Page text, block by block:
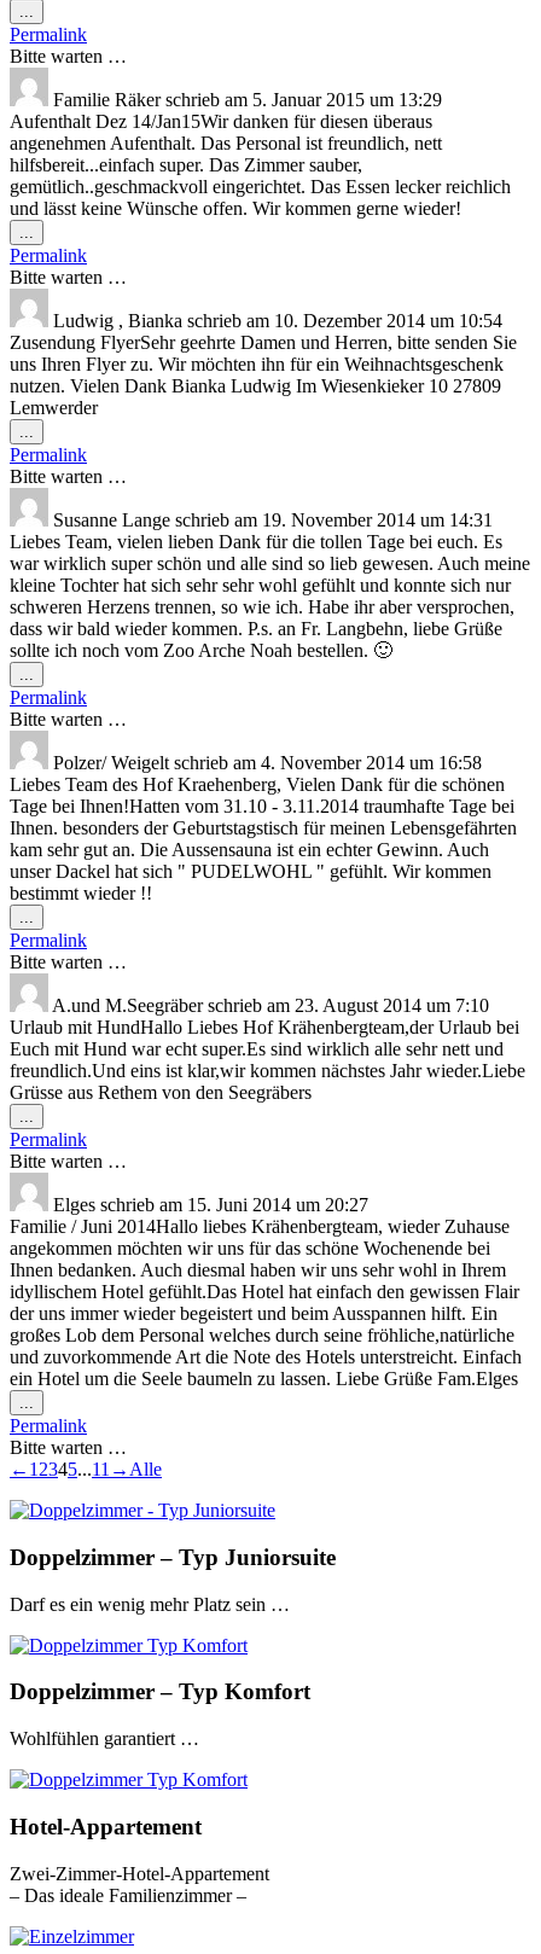
...
Metabox
ein-/ausblenden.
Permalink
Bitte warten …
Familie Räkerschrieb am 5. Januar 2015 um 13:29
Aufenthalt Dez 14/Jan15Wir danken für diesen überaus
angenehmen Aufenthalt. Das Personal ist freundlich, nett
hilfsbereit...einfach super. Das Zimmer sauber,
gemütlich..geschmackvoll eingerichtet. Das Essen lecker reichlich
und lässt keine Wünsche offen. Wir kommen gerne wieder!
...
Metabox
ein-/ausblenden.
Permalink
Bitte warten …
Ludwig , Bianka schrieb am 10. Dezember 2014 um 10:54
Zusendung FlyerSehr geehrte Damen und Herren, bitte senden Sie
uns Ihren Flyer zu. Wir möchten ihn für ein Weihnachtsgeschenk
nutzen. Vielen Dank Bianka Ludwig Im Wiesenkieker 10 27809
Lemwerder
...
Metabox
ein-/ausblenden.
Permalink
Bitte warten …
Susanne Lange schrieb am 19. November 2014 um 14:31
Liebes Team, vielen lieben Dank für die tollen Tage bei euch. Es
war wirklich super schön und alle sind so lieb gewesen. Auch meine
kleine Tochter hat sich sehr sehr wohl gefühlt und konnte sich nur
schweren Herzens trennen, so wie ich. Habe ihr aber versprochen,
dass wir bald wieder kommen. P.s. an Fr. Langbehn, liebe Grüße
sollte ich noch vom Zoo Arche Noah bestellen. 🙂
...
Metabox
ein-/ausblenden.
Permalink
Bitte warten …
Polzer/ Weigelt schrieb am 4. November 2014 um 16:58
Liebes Team des Hof Kraehenberg, Vielen Dank für die schönen
Tage bei Ihnen!Hatten vom 31.10 - 3.11.2014 traumhafte Tage bei
Ihnen. besonders der Geburtstagstisch für meinen Lebensgefährten
kam sehr gut an. Die Aussensauna ist ein echter Gewinn. Auch
unser Dackel hat sich " PUDELWOHL " gefühlt. Wir kommen
bestimmt wieder !!
...
Metabox
ein-/ausblenden.
Permalink
Bitte warten …
A.und M.Seegräberschrieb am 23. August 2014 um 7:10
Urlaub mit HundHallo Liebes Hof Krähenbergteam,der Urlaub bei
Euch mit Hund war echt super.Es sind wirklich alle sehr nett und
freundlich.Und eins ist klar,wir kommen nächstes Jahr wieder.Liebe
Grüsse aus Rethem von den Seegräbers
...
Metabox
ein-/ausblenden.
Permalink
Bitte warten …
Elges schrieb am 15. Juni 2014 um 20:27
Familie / Juni 2014Hallo liebes Krähenbergteam, wieder Zuhause
angekommen möchten wir uns für das schöne Wochenende bei
Ihnen bedanken. Auch diesmal haben wir uns sehr wohl in Ihrem
idyllischem Hotel gefühlt.Das Hotel hat einfach den gewissen Flair
der uns immer wieder begeistert und beim Ausspannen hilft. Ein
großes Lob dem Personal welches durch seine fröhliche,natürliche
und zuvorkommende Art die Note des Hotels unterstreicht. Einfach
ein Hotel um die Seele baumeln zu lassen. Liebe Grüße Fam.Elges
...
Metabox
ein-/ausblenden.
Permalink
Bitte warten …
Navigation
Gästebuchliste
← 1 2345...11 → Alle
Doppelzimmer – Typ Juniorsuite
Darf es ein wenig mehr Platz sein …
Doppelzimmer – Typ Komfort
Wohlfühlen garantiert …
Hotel-Appartement
Zwei-Zimmer-Hotel-Appartement
– Das ideale Familienzimmer –